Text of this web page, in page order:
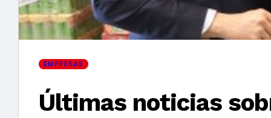
Encuentra tu noticia
EMPRESAS
Últimas noticias